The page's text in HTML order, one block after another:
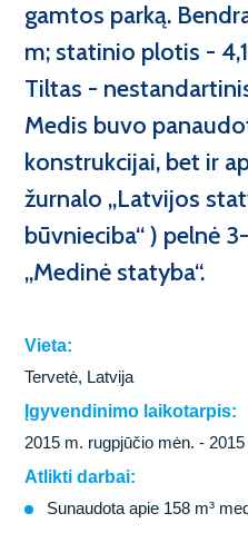
Tunelių statyba
Vandens uostų
Energetikos
Inžinerinių tinklų
Statybinės
Laboratorija
Kokie mes?
gamtos parką.
m; statinio plotis -
Tiltas -
Medis buvo
konstrukcijai, bet ir
žurnalo „Latvijos
būvnieciba“ ) pelnė
„Medinė statyba“.
Vieta:
Tervetė, Latvija
Įgyvendinimo laikotarpis:
2015 m. rugpjūčio mėn. -
Atlikti darbai:
Sunaudota apie 158 m³